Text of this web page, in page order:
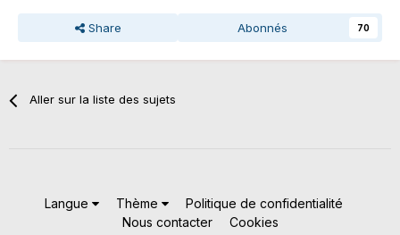
Share Abonnés 70
Aller sur la liste des sujets
Langue Thème
Politique de confidentialité
Nous contacter
Cookies